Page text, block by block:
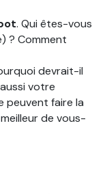
. Qui êtes-vous
? Comment
devrait-il
votre
peuvent faire la
de vous-